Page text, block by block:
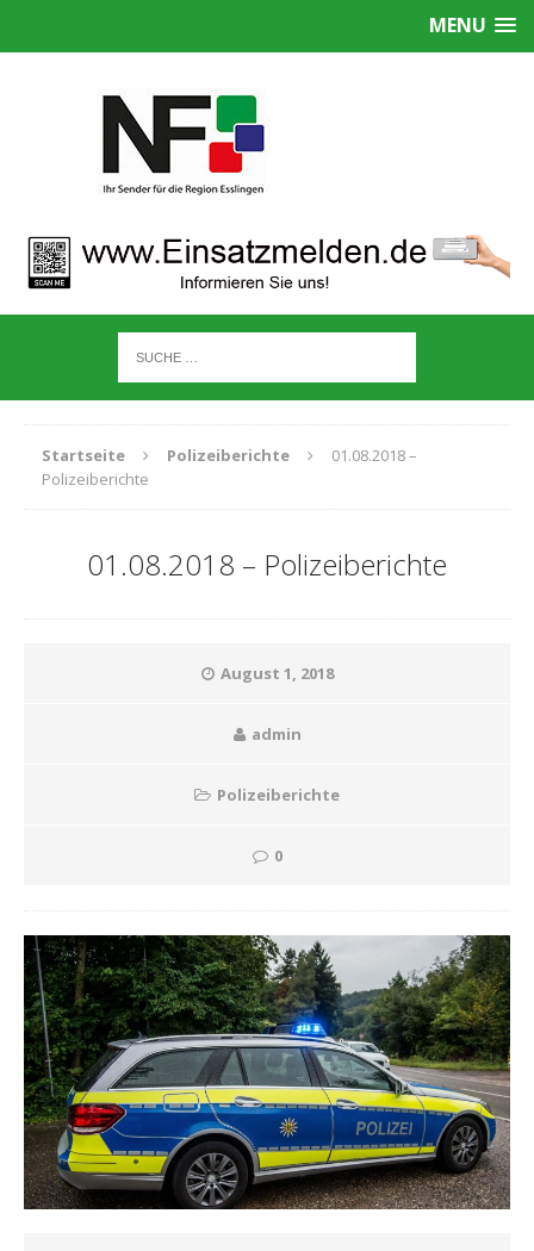
MENU
Startseite Polizeiberichte
01.08.2018 –
Polizeiberichte
01.08.2018 – Polizeiberichte
August 1, 2018
admin
Polizeiberichte
0